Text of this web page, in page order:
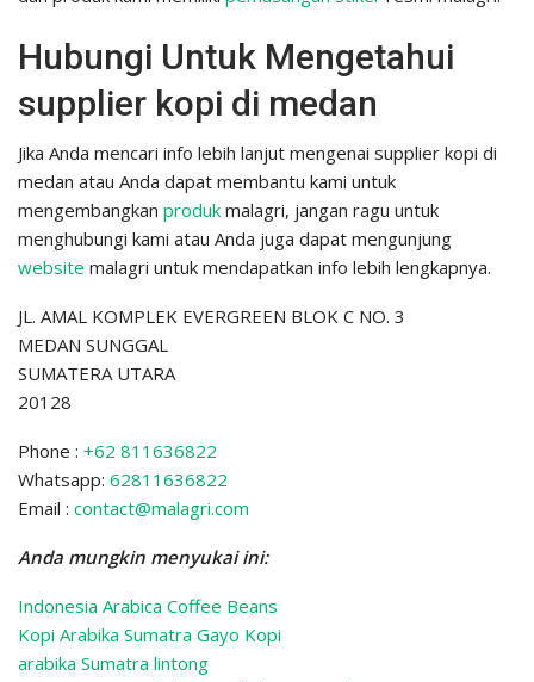
Hubungi Untuk Mengetahui
supplier kopi di medan
Jika Anda mencari info lebih lanjut mengenai supplier kopi di
medan atau Anda dapat membantu kami untuk
mengembangkan produk malagri, jangan ragu untuk
menghubungi kami atau Anda juga dapat mengunjung
website malagri untuk mendapatkan info lebih lengkapnya.
JL. AMAL KOMPLEK EVERGREEN BLOK C NO. 3
MEDAN SUNGGAL
SUMATERA UTARA
20128
Phone : +62 811636822
Whatsapp: 62811636822
Email : contact@malagri.com
Anda mungkin menyukai ini:
Indonesia Arabica Coffee Beans
Kopi Arabika Sumatra Gayo Kopi
arabika Sumatra lintong